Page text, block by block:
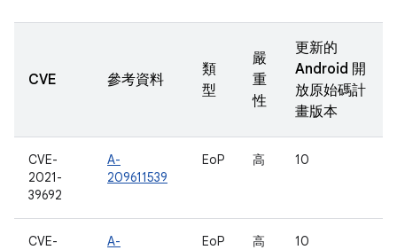
CVE 參考資料
類
型
嚴
重
性
更新的
Android 開
放原始碼計
畫版本
CVE-
2021-
39692
A-
209611539
EoP 高 10
CVE-
A-
EoP 高 10